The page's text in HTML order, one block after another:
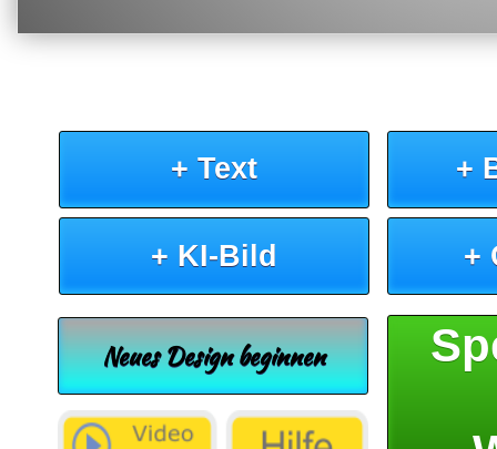
+ Text +
+ KI-Bild +
Neues Design beginnen